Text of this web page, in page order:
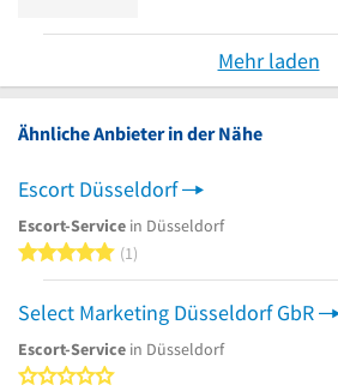
Mehr laden
Ähnliche Anbieter in der Nähe
Escort Düsseldorf
Escort-Service in Düsseldorf
5 von 5 Sternen
1
Select Marketing Düsseldorf GbR
Escort-Service in Düsseldorf